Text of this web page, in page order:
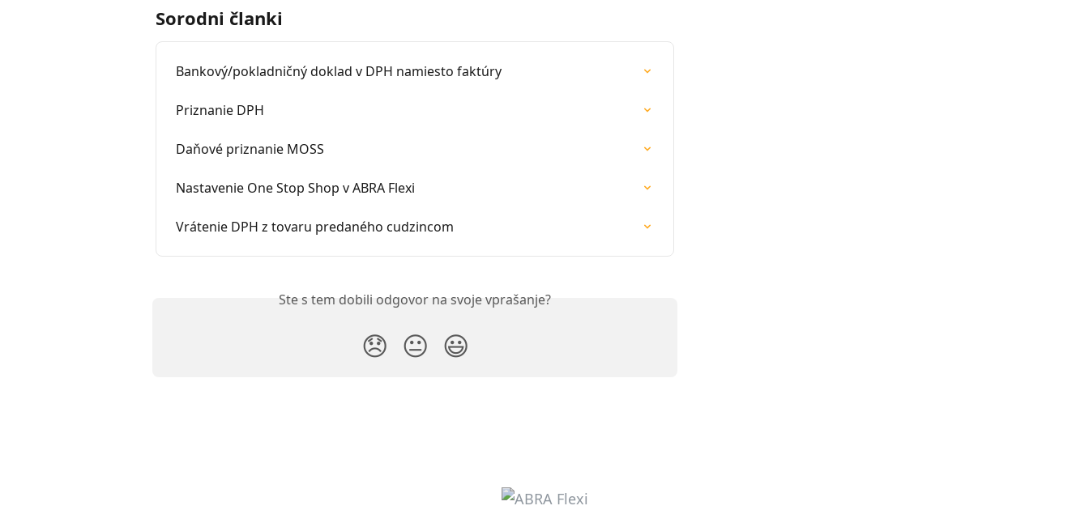
Sorodni članki
Bankový/pokladničný doklad v DPH namiesto faktúry
Priznanie DPH
Daňové priznanie MOSS
Nastavenie One Stop Shop v ABRA Flexi
Vrátenie DPH z tovaru predaného cudzincom
Ste s tem dobili odgovor na svoje vprašanje?
😞 😐 😃